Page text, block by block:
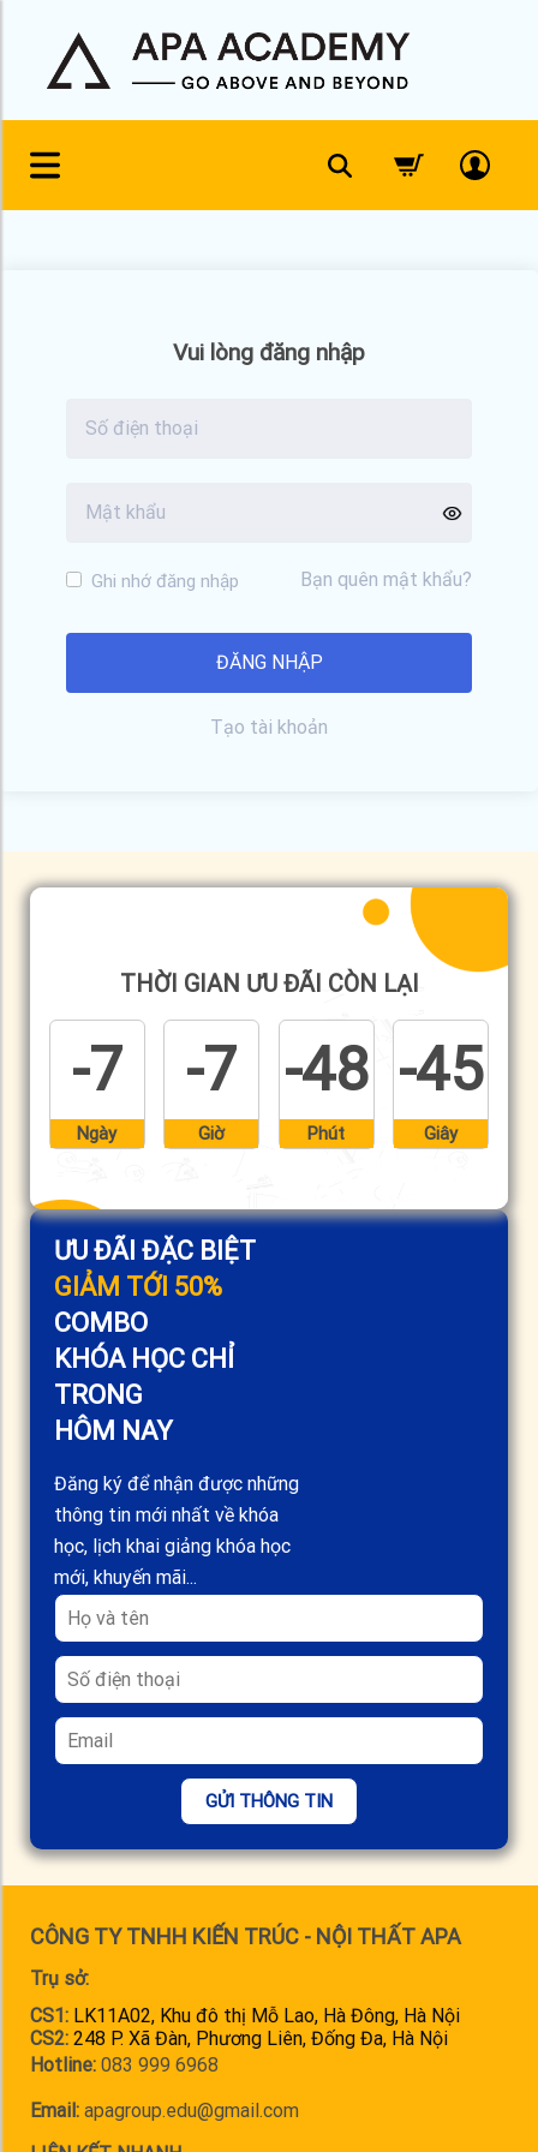
content
Vui lòng đăng nhập
Ghi nhớ đăng nhập Bạn quên mật khẩu?
Tạo tài khoản
ƯU ĐÃI ĐẶC BIỆT
GIẢM TỚI 50%
COMBO
KHÓA HỌC CHỈ
TRONG
HÔM NAY
Đăng ký để nhận được những
thông tin mới nhất về khóa
học, lịch khai giảng khóa học
mới, khuyến mãi...
GỬI THÔNG TIN
THỜI GIAN ƯU ĐÃI CÒN LẠI
-7
Ngày
-7
Giờ
-48
Phút
-45
Giây
CÔNG TY TNHH KIẾN TRÚC - NỘI THẤT APA
Trụ sở:
CS1: LK11A02, Khu đô thị Mỗ Lao, Hà Đông, Hà Nội
CS2: 248 P. Xã Đàn, Phương Liên, Đống Đa, Hà Nội
Hotline: 083 999 6968
Email: apagroup.edu@gmail.com